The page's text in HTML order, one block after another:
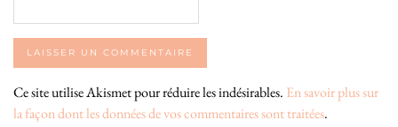
Ce site utilise Akismet pour réduire les indésirables. En savoir plus sur
la façon dont les données de vos commentaires sont traitées.